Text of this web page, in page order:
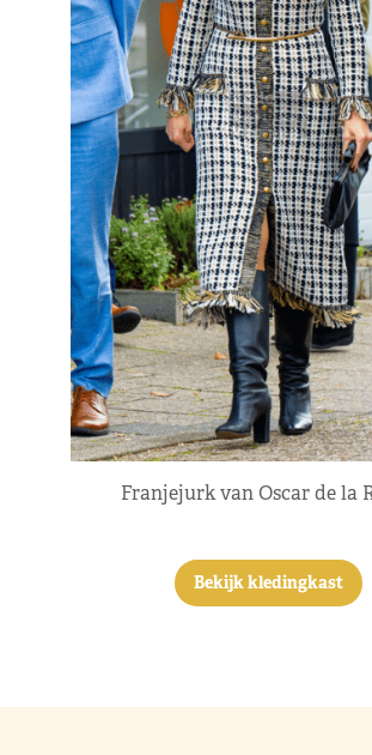
Franjejurk van Oscar de la
Bekijk kledingkast